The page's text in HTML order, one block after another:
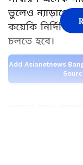
ভুলেও
কয়েকি
চলতে হবে।
Add Asianetnews